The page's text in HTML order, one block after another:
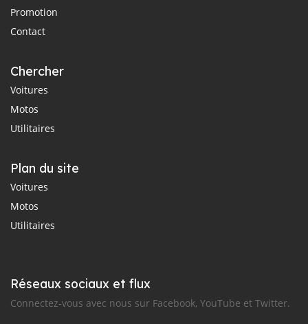
Promotion
Contact
Chercher
Voitures
Motos
Utilitaires
Plan du site
Voitures
Motos
Utilitaires
Réseaux sociaux et flux
Connectez-vous avec nous sur Facebook, YouTube et Twitter.